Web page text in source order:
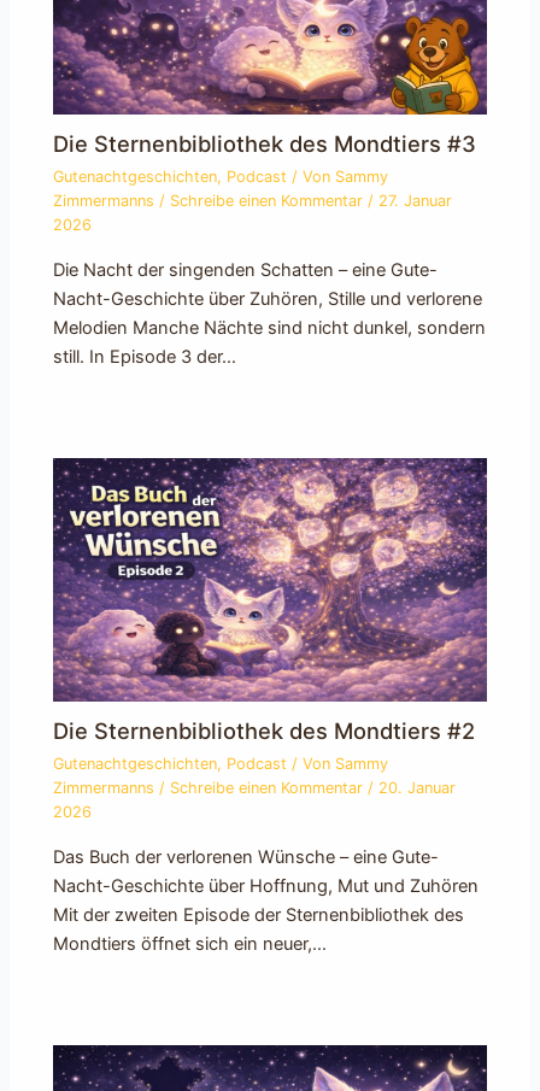
Die Sternenbibliothek des Mondtiers #3
Gutenachtgeschichten, Podcast / Von Sammy
Zimmermanns / Schreibe einen Kommentar / 27. Januar
2026
Die Nacht der singenden Schatten – eine Gute-
Nacht-Geschichte über Zuhören, Stille und verlorene
Melodien Manche Nächte sind nicht dunkel, sondern
still. In Episode 3 der…
Die Sternenbibliothek des Mondtiers #2
Gutenachtgeschichten, Podcast / Von Sammy
Zimmermanns / Schreibe einen Kommentar / 20. Januar
2026
Das Buch der verlorenen Wünsche – eine Gute-
Nacht-Geschichte über Hoffnung, Mut und Zuhören
Mit der zweiten Episode der Sternenbibliothek des
Mondtiers öffnet sich ein neuer,…